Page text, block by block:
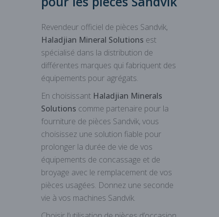
Revendeur officiel de pièces Sandvik,
Haladjian Mineral Solutions est
spécialisé dans la distribution de
différentes marques qui fabriquent des
équipements pour agrégats.
En choisissant Haladjian Minerals
Solutions comme partenaire pour la
fourniture de pièces Sandvik, vous
choisissez une solution fiable pour
prolonger la durée de vie de vos
équipements de concassage et de
broyage avec le remplacement de vos
pièces usagées. Donnez une seconde
vie à vos machines Sandvik.